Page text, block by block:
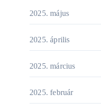
2025. május
2025. április
2025. március
2025. február